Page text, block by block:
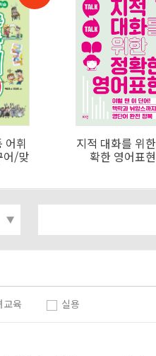
어휘
어/맞
지적 대화를 위
확한 영어표현
교육 실용